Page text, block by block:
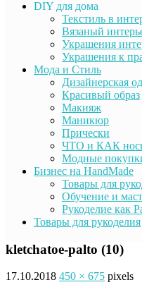
DIY для дома
Текстиль в
Вязаный
Украшения
Украшения к
Мода и Стиль
Дизайнерская
Красивый образ
Макияж
Маникюр
Прически
ЧТО и КАК
Модные
Бизнес на HandMade
Товары для
Обучение и
Рукоделие как
Товары для рукоделия
kletchatoe-palto (10)
17.10.2018 450 × 675 pixels